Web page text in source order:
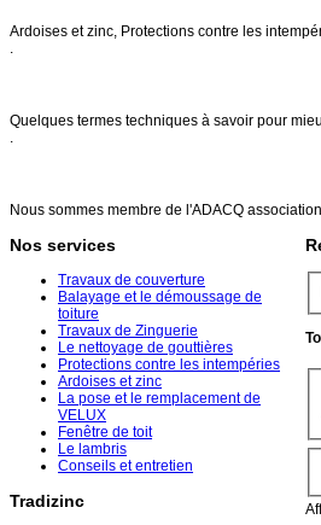
Ardoises et zinc, Protections contre les
Quelques termes techniques à savoir pour
Nous sommes membre de l'ADACQ
Nos services
Travaux de couverture
Balayage et le démoussage de
toiture
Travaux de Zinguerie
Le nettoyage de gouttières
Protections contre les intempéries
Ardoises et zinc
La pose et le remplacement de
VELUX
Fenêtre de toit
Le lambris
Conseils et entretien
Tradizinc